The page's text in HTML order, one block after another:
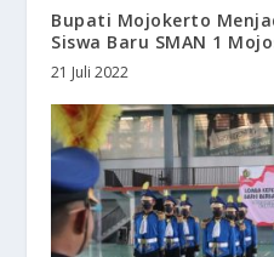
Bupati Mojokerto
Siswa Baru SMAN 1
21 Juli 2022